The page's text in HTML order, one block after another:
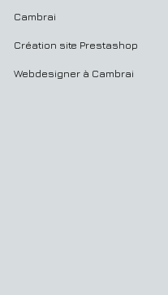
Cambrai
Création site Prestashop
Webdesigner à Cambrai